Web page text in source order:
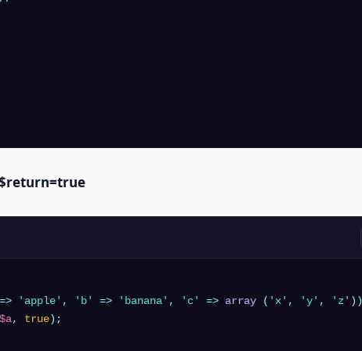
'apple' , 'b' => 'banana' , 'c' => array ( 'x' , 'y' ,
'z'
$a, true